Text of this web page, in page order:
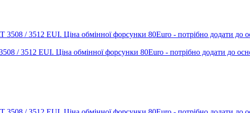
/ 3512 EUI. Ціна обмінної форсунки 80Euro - потрібно додати до